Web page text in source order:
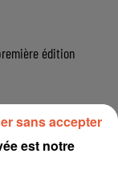
est notre
sans accepter